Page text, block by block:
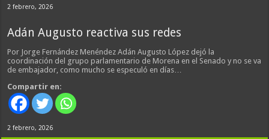
2 febrero, 2026
Adán Augusto reactiva sus redes
Por Jorge Fernández Menéndez Adán Augusto López dejó la
coordinación del grupo parlamentario de Morena en el Senado y no se va
de embajador, como mucho se especuló en días…
Compartir en:
2 febrero, 2026